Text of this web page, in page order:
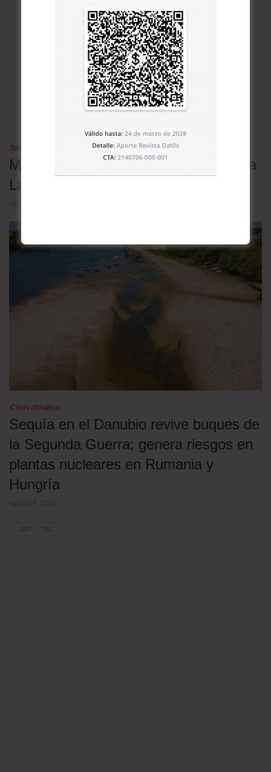
Seguridad
Mapa de las megacárceles de América
Latina
Crisis climática
Sequía en el Danubio revive buques de
la Segunda Guerra; genera riesgos en
plantas nucleares en Rumania y
Hungría